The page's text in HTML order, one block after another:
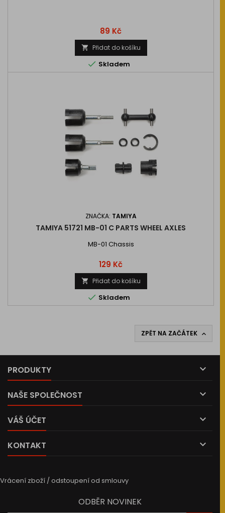
Cena
89 Kč
 Přidat do košíku
 Skladem
ZNAČKA: TAMIYA
TAMIYA 51721 MB-01 C PARTS WHEEL AXLES
MB-01 Chassis
Cena
129 Kč
 Přidat do košíku
 Skladem
ZPĚT NA ZAČÁTEK 
PRODUKTY 
NAŠE SPOLEČNOST 
VÁŠ ÚČET 
KONTAKT 
Vrácení zboží / odstoupení od smlouvy
ODBĚR NOVINEK